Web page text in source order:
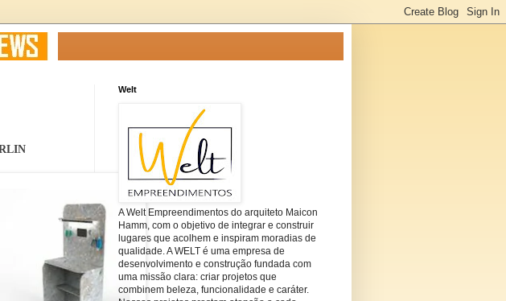
Welt
A Welt Empreendimentos do arquiteto Maicon
Hamm, com o objetivo de integrar e construir
lugares que acolhem e inspiram moradias de
qualidade. A WELT é uma empresa de
desenvolvimento e construção fundada com
uma missão clara: criar projetos que
combinem beleza, funcionalidade e caráter.